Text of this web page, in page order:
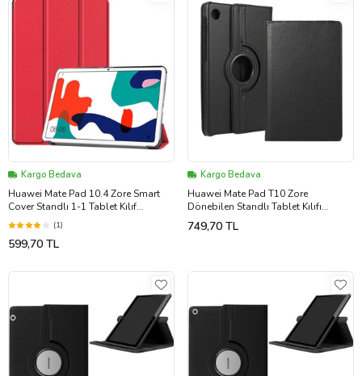
Kargo Bedava
Huawei Mate Pad 10.4 Zore Smart
Cover Standlı 1-1 Tablet Kılıf
(Kırmızı)
(1)
599,70 TL
Kargo Bedava
Huawei Mate Pad T10 Zore
Dönebilen Standlı Tablet Kılıfı
(Siyah)
749,70 TL